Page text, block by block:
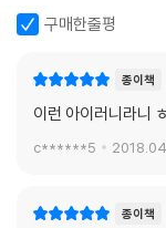
이 작품의 유머와 아
인간 군상이다. 향락
가 ‘수국초특’을 운영
판토하 대위의 어머니,
구매한줄평
종이책
이런 아이러니라니
c******5
종이책